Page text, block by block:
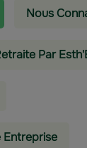
Nous
Par
Entreprise